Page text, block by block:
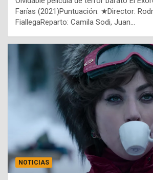
Farías (2021)Puntuación: ★Director:
FiallegaReparto: Camila Sodi, Juan…
NOTICIAS